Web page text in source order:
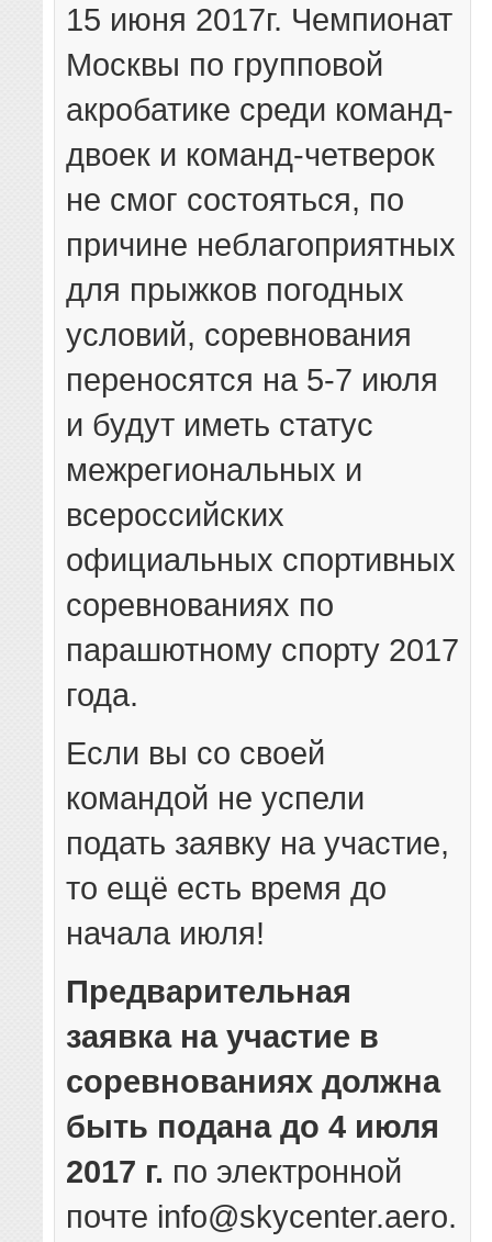
15 июня 2017г. Чемпионат
Москвы по групповой
акробатике среди команд-
двоек и команд-четверок
не смог состояться, по
причине неблагоприятных
для прыжков погодных
условий, соревнования
переносятся на 5-7 июля
и будут иметь статус
межрегиональных и
всероссийских
официальных спортивных
соревнованиях по
парашютному спорту 2017
года.
Если вы со своей
командой не успели
подать заявку на участие,
то ещё есть время до
начала июля!
Предварительная
заявка на участие в
соревнованиях должна
быть подана до 4 июля
2017 г. по электронной
почте info@skycenter.aero.